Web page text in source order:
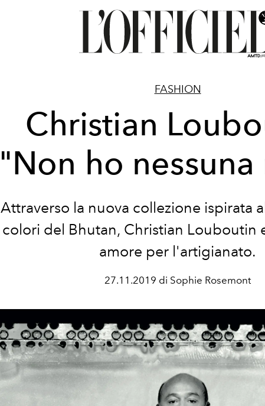
FASHION
Christian
"Non ho nessuna
Attraverso la nuova collezione ispirata
colori del Bhutan, Christian Louboutin
amore per l'artigianato.
27.11.2019 di Sophie Rosemont